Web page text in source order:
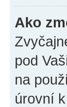
Ako
pod
na
úrovní